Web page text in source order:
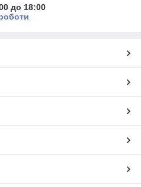
до 18:00